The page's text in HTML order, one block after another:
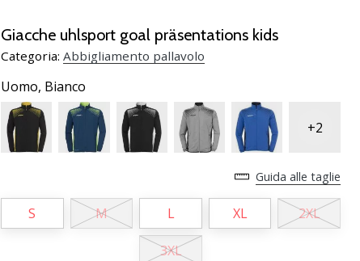
Giacche uhlsport goal präsentations kids
Categoria: Abbigliamento pallavolo
Uomo, Bianco
+2
Guida alle taglie
S M L XL 2XL
3XL